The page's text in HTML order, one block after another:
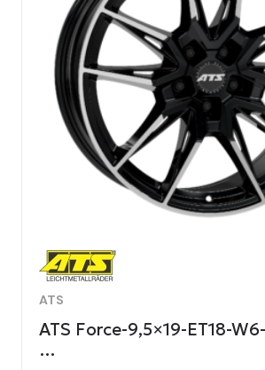
ATS
ATS Force-9,5×19-ET18-
…